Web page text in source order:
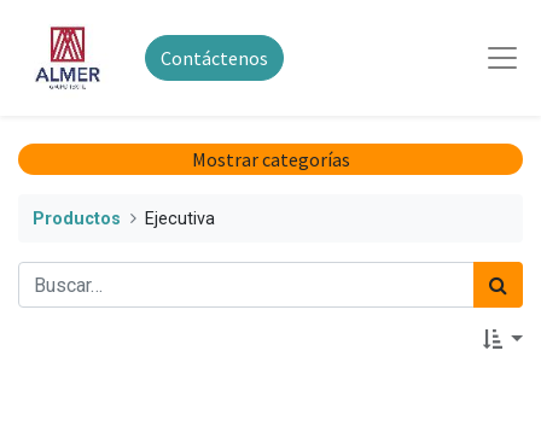
Contáctenos
Mostrar categorías
Productos Ejecutiva